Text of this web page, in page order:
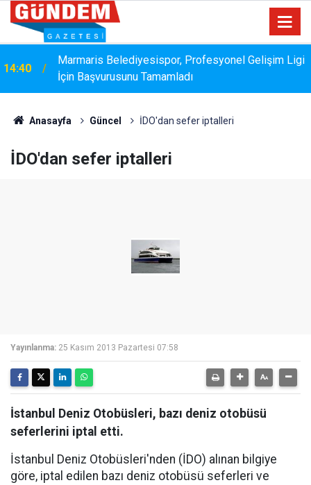
14:40
Marmaris Belediyesispor, Profesyonel Gelişim Ligi
İçin Başvurusunu Tamamladı
Anasayfa Güncel İDO'dan sefer iptalleri
İDO'dan sefer iptalleri
Yayınlanma: 25 Kasım 2013 Pazartesi 07:58
İstanbul Deniz Otobüsleri, bazı deniz otobüsü
seferlerini iptal etti.
İstanbul Deniz Otobüsleri'nden (İDO) alınan bilgiye
göre, iptal edilen bazı deniz otobüsü seferleri ve